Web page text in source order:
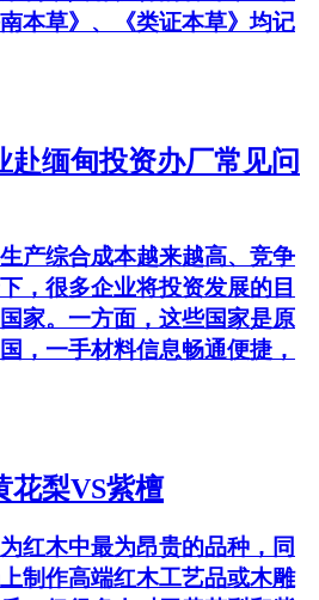
本草》、《类证本草》均记
赴缅甸投资办厂常见问
产综合成本越来越高、竞争
，很多企业将投资发展的目
家。一方面，这些国家是原
，一手材料信息畅通便捷，
花梨VS紫檀
红木中最为昂贵的品种，同
制作高端红木工艺品或木雕